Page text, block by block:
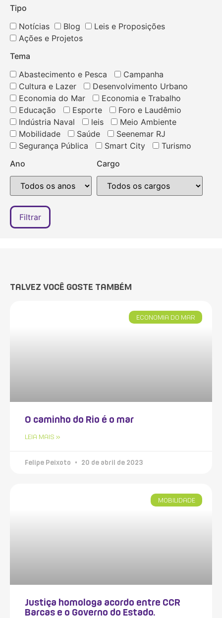
Tipo
Notícias
Blog
Leis e Proposições
Ações e Projetos
Tema
Abastecimento e Pesca
Campanha
Cultura e Lazer
Desenvolvimento Urbano
Economia do Mar
Economia e Trabalho
Educação
Esporte
Foro e Laudêmio
Indústria Naval
leis
Meio Ambiente
Mobilidade
Saúde
Seenemar RJ
Segurança Pública
Smart City
Turismo
Ano
Cargo
TALVEZ VOCÊ GOSTE TAMBÉM
ECONOMIA DO MAR
O caminho do Rio é o mar
LEIA MAIS »
Felipe Peixoto 20 de abril de 2023
MOBILIDADE
Justiça homologa acordo entre CCR
Barcas e o Governo do Estado.